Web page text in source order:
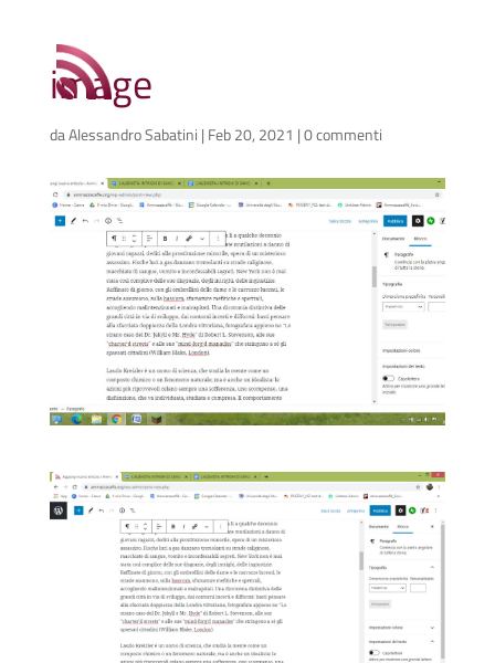
image
daAlessandro Sabatini | Feb 20, 2021 |0 commenti